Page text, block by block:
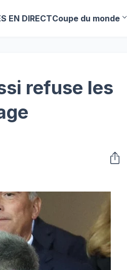
EN DIRECTCoupe du monde
refuse les